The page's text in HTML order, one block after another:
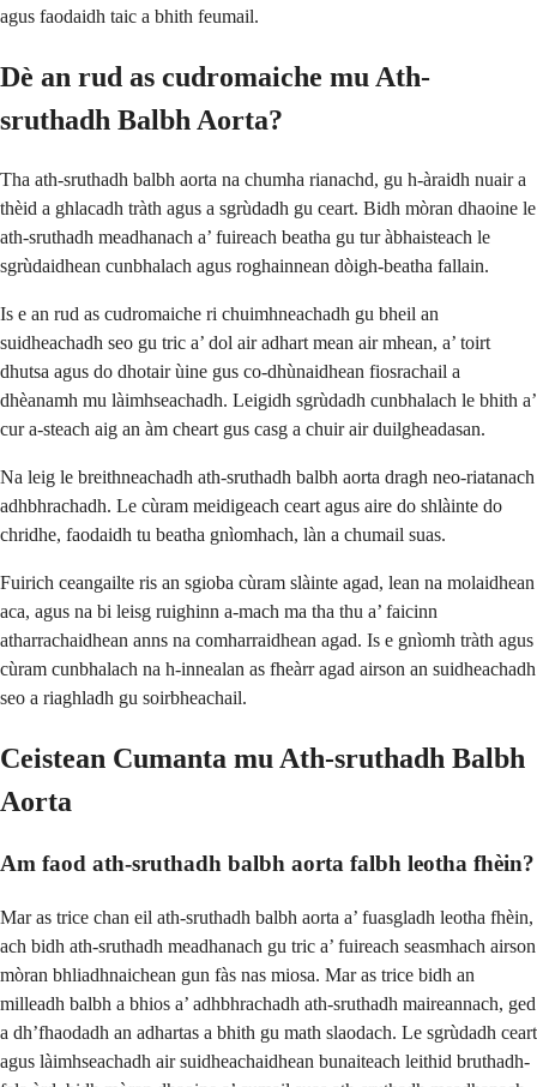
agus faodaidh taic a bhith feumail.
Dè an rud as cudromaiche mu Ath-
sruthadh Balbh Aorta?
Tha ath-sruthadh balbh aorta na chumha rianachd, gu h-àraidh nuair a
thèid a ghlacadh tràth agus a sgrùdadh gu ceart. Bidh mòran dhaoine le
ath-sruthadh meadhanach a’ fuireach beatha gu tur àbhaisteach le
sgrùdaidhean cunbhalach agus roghainnean dòigh-beatha fallain.
Is e an rud as cudromaiche ri chuimhneachadh gu bheil an
suidheachadh seo gu tric a’ dol air adhart mean air mhean, a’ toirt
dhutsa agus do dhotair ùine gus co-dhùnaidhean fiosrachail a
dhèanamh mu làimhseachadh. Leigidh sgrùdadh cunbhalach le bhith a’
cur a-steach aig an àm cheart gus casg a chuir air duilgheadasan.
Na leig le breithneachadh ath-sruthadh balbh aorta dragh neo-riatanach
adhbhrachadh. Le cùram meidigeach ceart agus aire do shlàinte do
chridhe, faodaidh tu beatha gnìomhach, làn a chumail suas.
Fuirich ceangailte ris an sgioba cùram slàinte agad, lean na molaidhean
aca, agus na bi leisg ruighinn a-mach ma tha thu a’ faicinn
atharrachaidhean anns na comharraidhean agad. Is e gnìomh tràth agus
cùram cunbhalach na h-innealan as fheàrr agad airson an suidheachadh
seo a riaghladh gu soirbheachail.
Ceistean Cumanta mu Ath-sruthadh Balbh
Aorta
Am faod ath-sruthadh balbh aorta falbh leotha fhèin?
Mar as trice chan eil ath-sruthadh balbh aorta a’ fuasgladh leotha fhèin,
ach bidh ath-sruthadh meadhanach gu tric a’ fuireach seasmhach airson
mòran bhliadhnaichean gun fàs nas miosa. Mar as trice bidh an
milleadh balbh a bhios a’ adhbhrachadh ath-sruthadh maireannach, ged
a dh’fhaodadh an adhartas a bhith gu math slaodach. Le sgrùdadh ceart
agus làimhseachadh air suidheachaidhean bunaiteach leithid bruthadh-